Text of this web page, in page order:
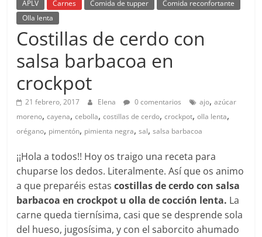
APLV Carnes Comida de tupper
Comida reconfortante
Olla lenta
Costillas de cerdo con
salsa barbacoa en
crockpot
21 febrero, 2017 Elena 0 comentarios ajo,azúcar
moreno,cayena,cebolla,costillas de cerdo,crockpot,olla lenta,
orégano, pimentón, pimienta negra,sal,salsa barbacoa
¡¡Hola a todos!! Hoy os traigo una receta para
chuparse los dedos. Literalmente. Así que os animo
a que preparéis estascostillas de cerdo con salsa
barbacoa en crockpot u olla de cocción lenta. La
carne queda tiernísima, casi que se desprende sola
del hueso, jugosísima, y con el saborcito ahumado